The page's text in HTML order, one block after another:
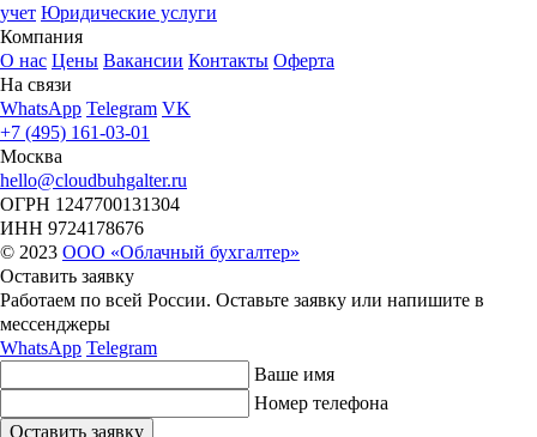
учет Юридические услуги
Компания
О нас Цены Вакансии Контакты Оферта
На связи
WhatsApp Telegram VK
+7 (495) 161-03-01
Москва
hello@cloudbuhgalter.ru
ОГРН 1247700131304
ИНН 9724178676
© 2023 ООО «Облачный бухгалтер»
Оставить заявку
Работаем по всей России. Оставьте заявку или напишите в
мессенджеры
WhatsApp Telegram
Ваше имя
Номер телефона
Оставить заявку